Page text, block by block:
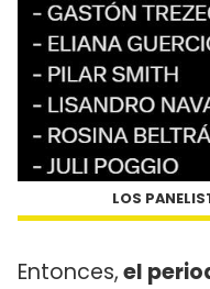
LOS
Entonces,el